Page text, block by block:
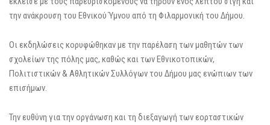
την ανάκρουση του Εθνικού Ύμνου από τη Φιλαρμονική του Δήμου.
Οι εκδηλώσεις κορυφώθηκαν με την παρέλαση των μαθητών των
σχολείων της πόλης μας, καθώς και των Εθνικοτοπικών,
Πολιτιστικών & Αθλητικών Συλλόγων του Δήμου μας ενώπιων των
επισήμων.
Την ευθύνη για την οργάνωση και τη διεξαγωγή των εορταστικών